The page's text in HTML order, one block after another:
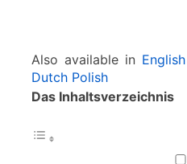
k
-
Also available in English
Dutch Polish
Das Inhaltsverzeichnis